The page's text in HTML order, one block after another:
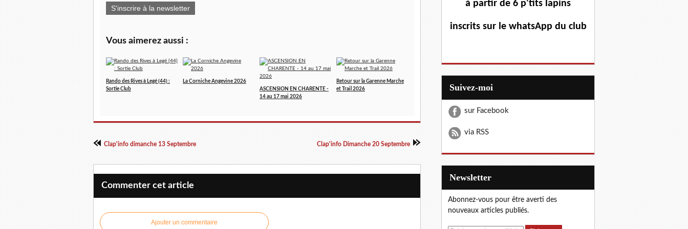
S'inscrire à la newsletter
Vous aimerez aussi :
Rando des Rives à Legé (44) :
Sortie Club
La Corniche Angevine 2026
ASCENSION EN CHARENTE -
14 au 17 mai 2026
Retour sur la Garenne Marche
et Trail 2026
Clap'info dimanche 13 Septembre Clap'info Dimanche 20 Septembre
Commenter cet article
Ajouter un commentaire
à partir de 6 p'tits lapins
inscrits sur le whatsApp du club
Suivez-moi
sur Facebook
via RSS
Newsletter
Abonnez-vous pour être averti des
nouveaux articles publiés.